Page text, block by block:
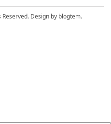
Design by blogtem.